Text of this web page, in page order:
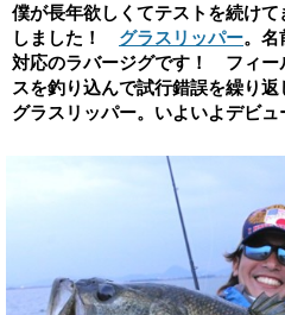
僕が長年欲しくてテストを続け
しました！ グラスリッパー。名
対応のラバージグです！ フィー
スを釣り込んで試行錯誤を繰り返
グラスリッパー。いよいよデビュ